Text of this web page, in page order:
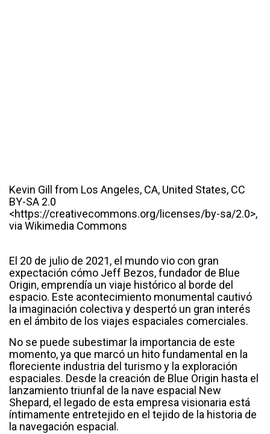
Kevin Gill from Los Angeles, CA, United States, CC
BY-SA 2.0
<https://creativecommons.org/licenses/by-sa/2.0>,
via Wikimedia Commons
El 20 de julio de 2021, el mundo vio con gran
expectación cómo Jeff Bezos, fundador de Blue
Origin, emprendía un viaje histórico al borde del
espacio. Este acontecimiento monumental cautivó
la imaginación colectiva y despertó un gran interés
en el ámbito de los viajes espaciales comerciales.
No se puede subestimar la importancia de este
momento, ya que marcó un hito fundamental en la
floreciente industria del turismo y la exploración
espaciales. Desde la creación de Blue Origin hasta el
lanzamiento triunfal de la nave espacial New
Shepard, el legado de esta empresa visionaria está
íntimamente entretejido en el tejido de la historia de
la navegación espacial.